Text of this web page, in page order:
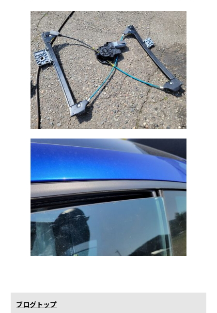
ブログトップ